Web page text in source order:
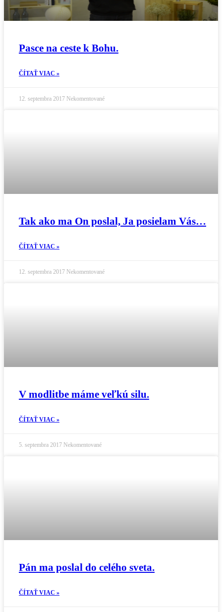
Pasce na ceste k Bohu.
ČÍTAŤ VIAC »
12. septembra 2017 Nekomentované
Tak ako ma On poslal, Ja posielam Vás…
ČÍTAŤ VIAC »
12. septembra 2017 Nekomentované
V modlitbe máme veľkú silu.
ČÍTAŤ VIAC »
5. septembra 2017 Nekomentované
Pán ma poslal do celého sveta.
ČÍTAŤ VIAC »